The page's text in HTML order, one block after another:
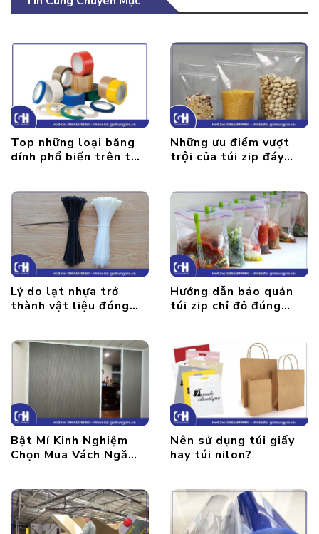
Top những loại băng
dính phổ biến trên thị
Những ưu điểm vượt
trội của túi zip đáy
Lý do lạt nhựa trở
thành vật liệu đóng
Hướng dẫn bảo quản
túi zip chỉ đỏ đúng
Bật Mí Kinh Nghiệm
Chọn Mua Vách Ngăn
Nên sử dụng túi giấy
hay túi nilon?